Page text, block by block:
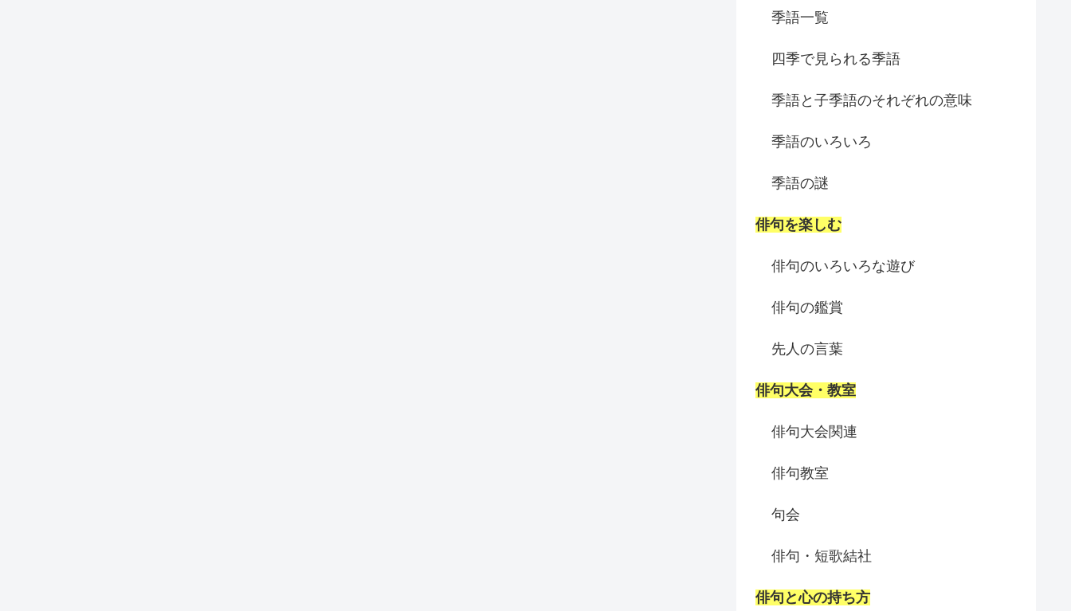
季語一覧
四季で見られる季語
季語と子季語のそれぞれの意味
季語のいろいろ
季語の謎
俳句を楽しむ
俳句のいろいろな遊び
俳句の鑑賞
先人の言葉
俳句大会・教室
俳句大会関連
俳句教室
句会
俳句・短歌結社
俳句と心の持ち方